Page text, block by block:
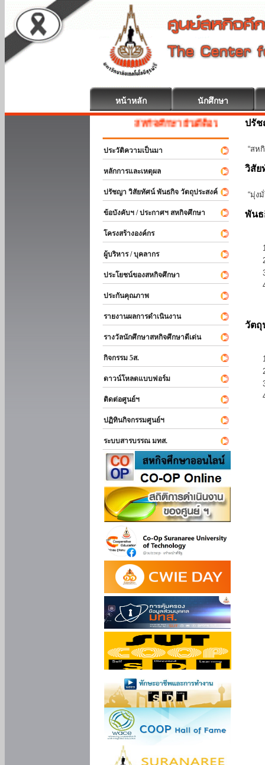
หน้าหลัก นักศึกษา
สหกิจศึกษา ยินดีต้อนรับ
ประวัติความเป็นมา
หลักการและเหตุผล
ปรัชญา วิสัยทัศน์ พันธกิจ วัตถุประสงค์
ข้อบังคับฯ / ประกาศฯ สหกิจศึกษา
โครงสร้างองค์กร
ผู้บริหาร / บุคลากร
ประโยชน์ของสหกิจศึกษา
ประกันคุณภาพ
รายงานผลการดำเนินงาน
รางวัลนักศึกษาสหกิจศึกษาดีเด่น
กิจกรรม 5ส.
ดาวน์โหลดแบบฟอร์ม
ติดต่อศูนย์ฯ
ปฏิทินกิจกรรมศูนย์ฯ
ระบบสารบรรณ มทส.
ปรั
“สห
วิสัย
“มุ่ง
พัน
วัตถุ